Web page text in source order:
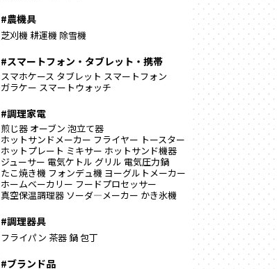
#農機具
芝刈機耕運機 除雪機
#スマートフォン・タブレット・携帯
スマホケース タブレット スマートフォン
ガラケー スマートウォッチ
#調理家電
煎じ器 オーブン 泡立て器
ホットサンドメーカー フライヤー トースター
ホットプレート ミキサー ホットサンド機器
ジューサー 電気ケトル グリル 電気圧力鍋
たこ焼き機 フォンデュ機 ヨーグルトメーカー
ホームベーカリー フードプロセッサー
真空保温調理器 ソーダ―メーカー かき氷機
#調理器具
フライパン 茶器鍋包丁
#ブランド品